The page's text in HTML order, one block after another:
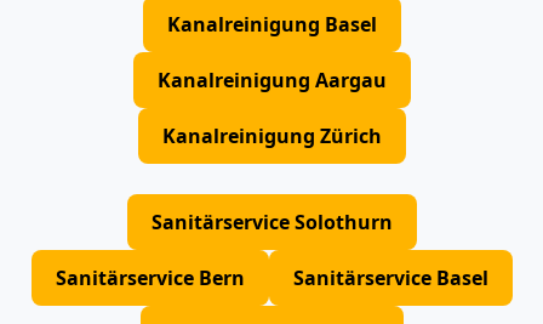
Kanalreinigung Basel
Kanalreinigung Aargau
Kanalreinigung Zürich
Sanitärservice Solothurn
Sanitärservice Bern Sanitärservice Basel